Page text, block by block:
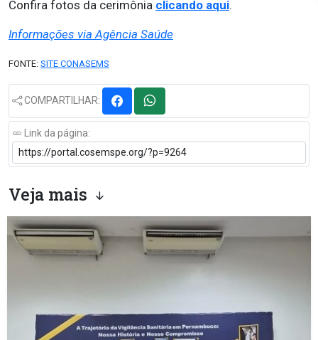
Confira fotos da cerimônia clicando aqui.
Informações via Agência Saúde
FONTE: SITE CONASEMS
COMPARTILHAR:
Link da página:
Veja mais